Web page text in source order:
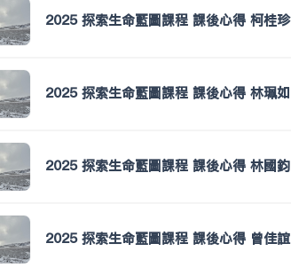
2025 探索生命藍圖課程 課後心得 柯桂珍
2025 探索生命藍圖課程 課後心得 林珮如
2025 探索生命藍圖課程 課後心得 林國鈞
2025 探索生命藍圖課程 課後心得 曾佳誼